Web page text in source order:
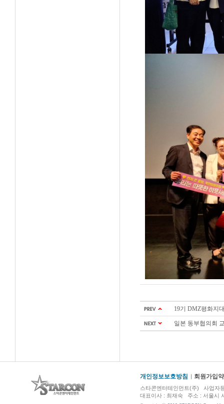
19기 DMZ평화지
일본 동부협의회
개인정보보호방침 회원가입
스타콘엔터테인먼트(주) 사업자
대표이사 : 최재숙 주소 : 서울시